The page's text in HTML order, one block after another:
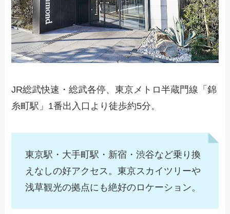
JR総武快速・総武各停、東京メトロ半蔵門線「錦
糸町駅」1番出入口より徒歩約5分。
東京駅・大手町駅・新宿・渋谷など乗り換
えなしの好アクセス。東京スカイツリーや
浅草観光の拠点にも絶好のロケーション。